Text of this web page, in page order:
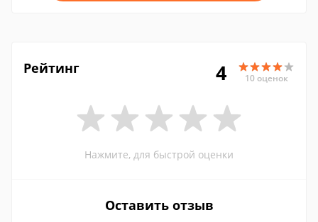
Рейтинг 4 10 оценок
Нажмите, для быстрой оценки
Оставить отзыв